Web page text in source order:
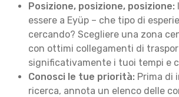
Posizione, posizione, posizione:
essere a Eyüp – che tipo di
cercando? Scegliere una zona
con ottimi collegamenti di
significativamente i tuoi tempi e
Conosci le tue priorità: Prima di
ricerca, annota un elenco delle